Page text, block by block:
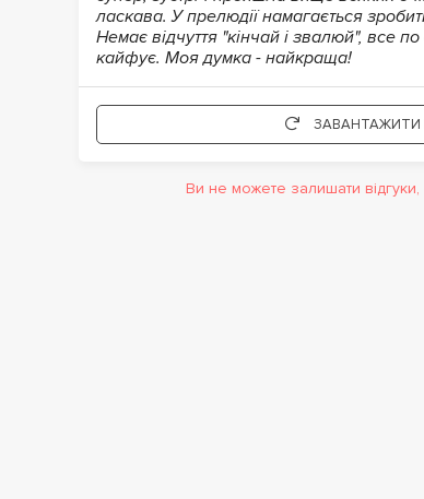
ласкава. У прелюдії намагається
Немає відчуття "кінчай і звалюй", все
кайфує. Моя думка - найкраща!
ЗАВАНТАЖИТИ
Ви не можете залишати